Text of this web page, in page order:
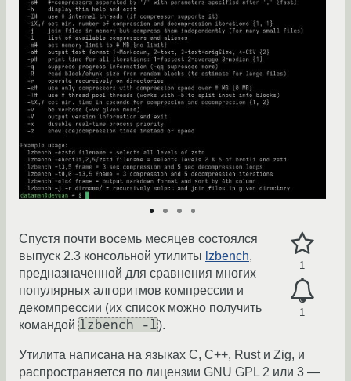
1
1
Спустя почти восемь месяцев состоялся
выпуск 2.3 консольной утилиты lzbench,
предназначенной для сравнения многих
популярных алгоритмов компрессии и
декомпрессии (их список можно получить
командой lzbench -l).
Утилита написана на языках C, С++, Rust и Zig, и
распространяется по лицензии GNU GPL 2 или 3 —